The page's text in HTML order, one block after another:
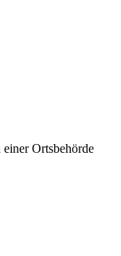
Ortsbehörde